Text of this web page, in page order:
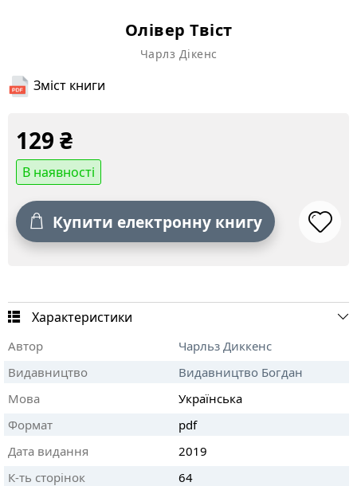
Олівер Твіст
Чарлз Дікенс
Зміст книги
129 ₴
В наявності
Купити електронну книгу
Характеристики
Автор
Чарльз Диккенс
Видавництво
Видавництво Богдан
Мова
Українська
Формат
pdf
Дата видання
2019
К-ть сторінок
64